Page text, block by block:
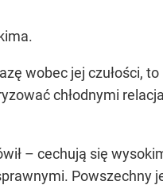
wobec jej czułości,
chłodnymi
– cechują się
Powszechny